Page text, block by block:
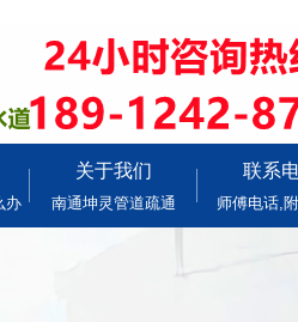
办
关于我们
南通坤灵管道疏通
联系
师傅电话,